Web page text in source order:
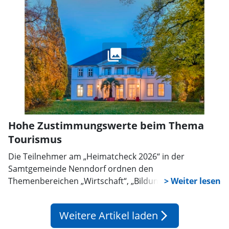
Hohe Zustimmungswerte beim Thema
Tourismus
Die Teilnehmer am „Heimatcheck 2026“ in der
Samtgemeinde Nenndorf ordnen den
Themenbereichen „Wirtschaft“, „Bildung“, „Sicherheit“
Bedeutung für ihre Wahlentscheidung im September
zu. Kritischer als im Gesamtgebiet sehen sie die
Weitere Artikel laden arrow_forward_ios